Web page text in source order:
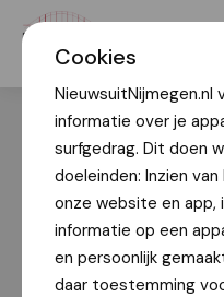
Cookies
informatie over je
surfgedrag. Dit doen
doeleinden: Inzien
onze website en app,
informatie op een
en persoonlijk
daar toestemming